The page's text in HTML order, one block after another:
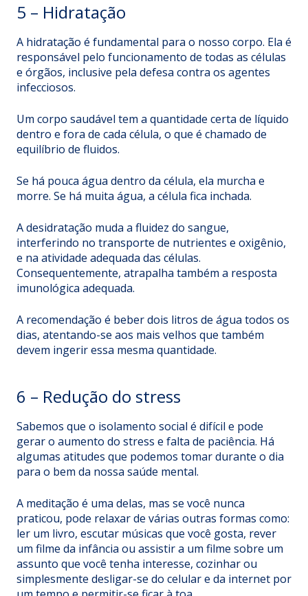
5 – Hidratação
A hidratação é fundamental para o nosso corpo. Ela é
responsável pelo funcionamento de todas as células
e órgãos, inclusive pela defesa contra os agentes
infecciosos.
Um corpo saudável tem a quantidade certa de líquido
dentro e fora de cada célula, o que é chamado de
equilíbrio de fluidos.
Se há pouca água dentro da célula, ela murcha e
morre. Se há muita água, a célula fica inchada.
A desidratação muda a fluidez do sangue,
interferindo no transporte de nutrientes e oxigênio,
e na atividade adequada das células.
Consequentemente, atrapalha também a resposta
imunológica adequada.
A recomendação é beber dois litros de água todos os
dias, atentando-se aos mais velhos que também
devem ingerir essa mesma quantidade.
6 – Redução do stress
Sabemos que o isolamento social é difícil e pode
gerar o aumento do stress e falta de paciência. Há
algumas atitudes que podemos tomar durante o dia
para o bem da nossa saúde mental.
A meditação é uma delas, mas se você nunca
praticou, pode relaxar de várias outras formas como:
ler um livro, escutar músicas que você gosta, rever
um filme da infância ou assistir a um filme sobre um
assunto que você tenha interesse, cozinhar ou
simplesmente desligar-se do celular e da internet por